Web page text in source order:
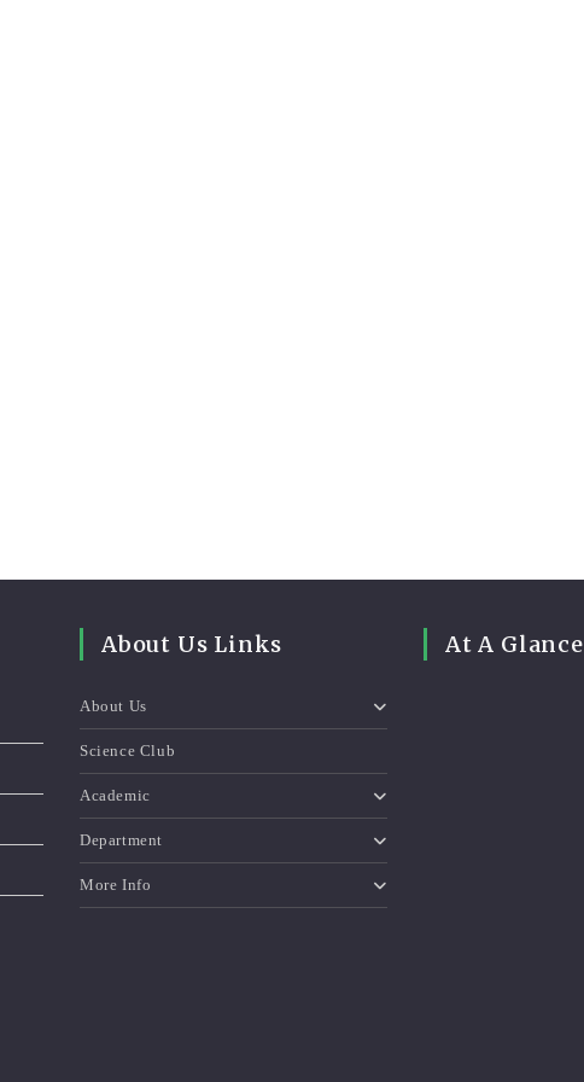
About Us Links
About Us
Science Club
Academic
Department
More Info
At A Glance